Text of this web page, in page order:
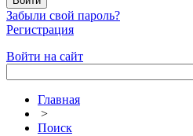
Забыли свой пароль?
Регистрация
Войти на сайт
Главная
>
Поиск